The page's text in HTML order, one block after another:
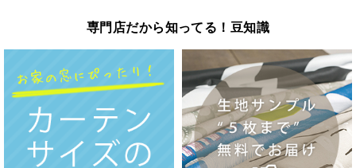
専門店だから知ってる！豆知識